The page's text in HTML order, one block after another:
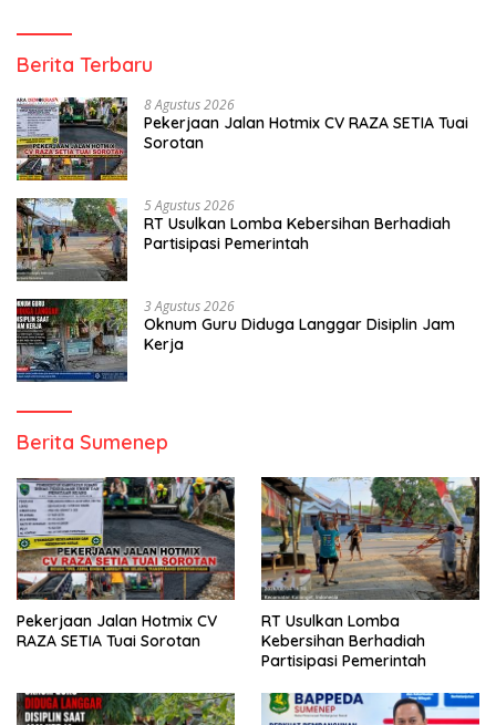
Berita Terbaru
8 Agustus 2026
Pekerjaan Jalan Hotmix CV RAZA SETIA Tuai
Sorotan
5 Agustus 2026
RT Usulkan Lomba Kebersihan Berhadiah
Partisipasi Pemerintah
3 Agustus 2026
Oknum Guru Diduga Langgar Disiplin Jam
Kerja
Berita Sumenep
Pekerjaan Jalan Hotmix CV
RAZA SETIA Tuai Sorotan
RT Usulkan Lomba
Kebersihan Berhadiah
Partisipasi Pemerintah